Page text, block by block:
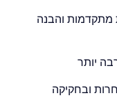
מתקדמות והבנה
יותר
ובחקיקה